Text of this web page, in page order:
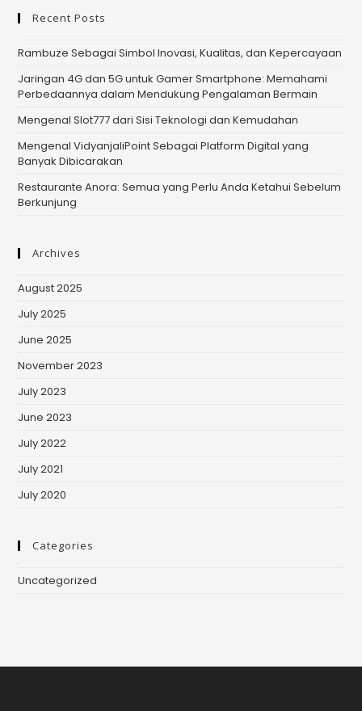
Recent Posts
Rambuze Sebagai Simbol Inovasi, Kualitas, dan Kepercayaan
Jaringan 4G dan 5G untuk Gamer Smartphone: Memahami
Perbedaannya dalam Mendukung Pengalaman Bermain
Mengenal Slot777 dari Sisi Teknologi dan Kemudahan
Mengenal VidyanjaliPoint Sebagai Platform Digital yang
Banyak Dibicarakan
Restaurante Anora: Semua yang Perlu Anda Ketahui Sebelum
Berkunjung
Archives
August 2025
July 2025
June 2025
November 2023
July 2023
June 2023
July 2022
July 2021
July 2020
Categories
Uncategorized